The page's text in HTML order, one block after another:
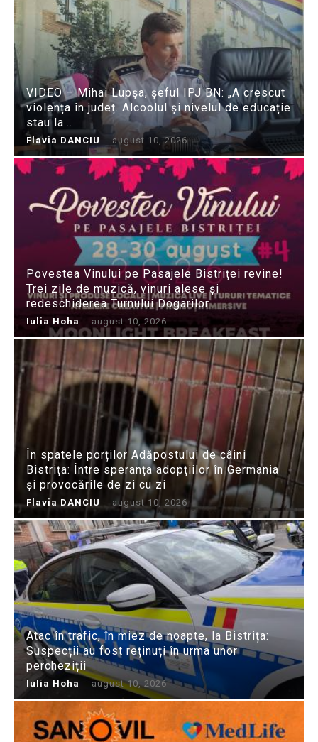
VIDEO – Mihai Lupșa, șeful IPJ BN: „A crescut
violența în județ. Alcoolul și nivelul de educație
stau la...
Flavia DANCIU - august 10, 2026
Povestea Vinului pe Pasajele Bistriței revine!
Trei zile de muzică, vinuri alese și
redeschiderea Turnului Dogarilor
Iulia Hoha - august 10, 2026
În spatele porților Adăpostului de câini
Bistrița: Între speranța adopțiilor în Germania
și provocările de zi cu zi
Flavia DANCIU - august 10, 2026
Atac în trafic, în miez de noapte, la Bistrița:
Suspecții au fost reținuți în urma unor
percheziții
Iulia Hoha - august 10, 2026